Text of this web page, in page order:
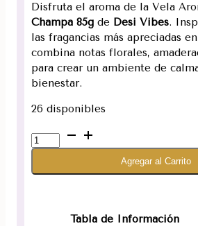
Disfruta el aroma de la Vela
Champa 85g de Desi Vibes.
las fragancias más apreciadas
combina notas florales,
para crear un ambiente de
bienestar.
26 disponibles
Vela
Aromática
Agregar al Carrito
Tabla de Información